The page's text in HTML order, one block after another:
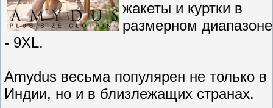
жакеты и куртки в
размерном
- 9XL.
Amydus весьма популярен не только в
Индии, но и в близлежащих странах.